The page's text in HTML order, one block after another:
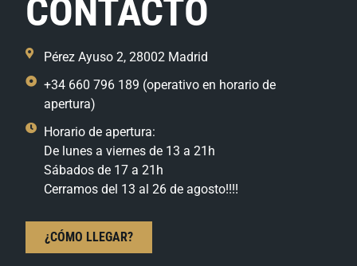
CONTACTO
Pérez Ayuso 2, 28002 Madrid
+34 660 796 189 (operativo en horario de
apertura)
Horario de apertura:
De lunes a viernes de 13 a 21h
Sábados de 17 a 21h
Cerramos del 13 al 26 de agosto!!!!
¿CÓMO LLEGAR?